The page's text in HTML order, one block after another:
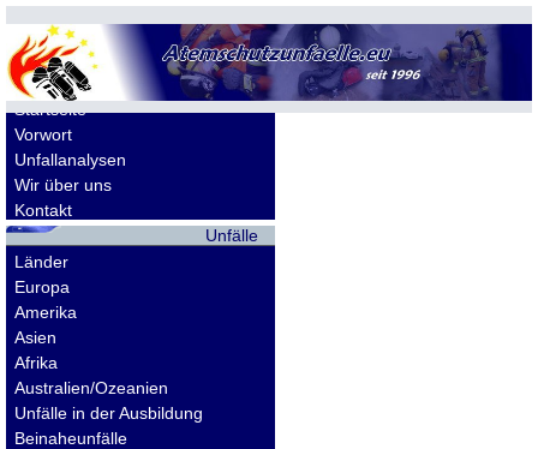
Allgemeines
Startseite
Vorwort
Unfallanalysen
Wir über uns
Kontakt
Unfälle
Länder
Europa
Amerika
Asien
Afrika
Australien/Ozeanien
Unfälle in der Ausbildung
Beinaheunfälle